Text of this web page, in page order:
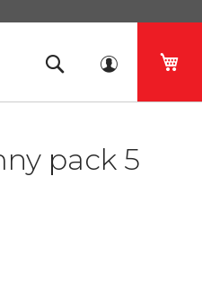
pack 5